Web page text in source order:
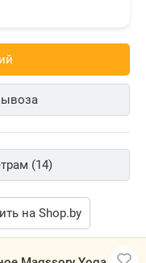
(14)
на Shop.by